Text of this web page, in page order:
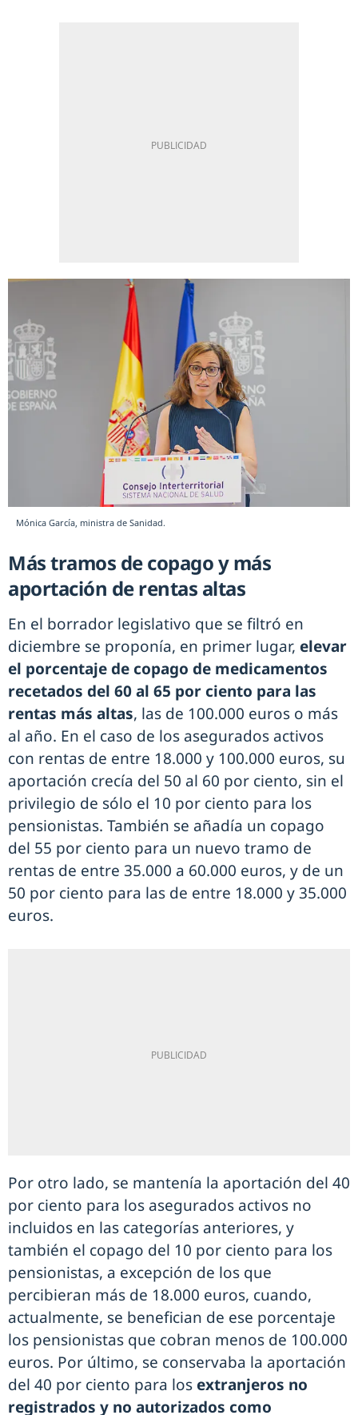
Mónica García, ministra de Sanidad.
Más tramos de copago y más
aportación de rentas altas
En el borrador legislativo que se filtró en
diciembre se proponía, en primer lugar, elevar
el porcentaje de copago de medicamentos
recetados del 60 al 65 por ciento para las
rentas más altas, las de 100.000 euros o más
al año. En el caso de los asegurados activos
con rentas de entre 18.000 y 100.000 euros, su
aportación crecía del 50 al 60 por ciento, sin el
privilegio de sólo el 10 por ciento para los
pensionistas. También se añadía un copago
del 55 por ciento para un nuevo tramo de
rentas de entre 35.000 a 60.000 euros, y de un
50 por ciento para las de entre 18.000 y 35.000
euros.
Por otro lado, se mantenía la aportación del 40
por ciento para los asegurados activos no
incluidos en las categorías anteriores, y
también el copago del 10 por ciento para los
pensionistas, a excepción de los que
percibieran más de 18.000 euros, cuando,
actualmente, se benefician de ese porcentaje
los pensionistas que cobran menos de 100.000
euros. Por último, se conservaba la aportación
del 40 por ciento para los extranjeros no
registrados y no autorizados como